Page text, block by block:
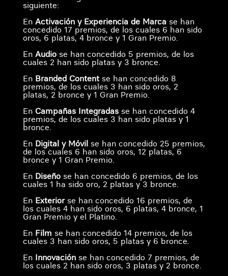
siguiente:
En Activación y Experiencia de Marcase han
concedido 17 premios, de los cuales 6 han sido
oros, 6 platas, 4 bronce y 1 Gran Premio.
En Audiose han concedido 5 premios, de los
cuales 2 han sido platas y 3 bronce.
En Branded Contentse han concedido 8
premios, de los cuales 3 han sido oros, 2
platas, 2 bronce y 1 Gran Premio.
En Campañas Integradasse han concedido 4
premios, de los cuales 3 han sido platas y 1
bronce.
En Digital y Móvilse han concedido 25 premios,
de los cuales 6 han sido oros, 12 platas, 6
bronce y 1 Gran Premio.
En Diseñose han concedido 6 premios, de los
cuales 1 ha sido oro, 2 platas y 3 bronce.
En Exteriorse han concedido 16 premios, de
los cuales 4 han sido oros, 6 platas, 4 bronce, 1
Gran Premio y el Platino.
En Film se han concedido 14 premios, de los
cuales 3 han sido oros, 5 platas y 6 bronce.
En Innovaciónse han concedido 7 premios, de
los cuales 2 han sido oros, 3 platas y 2 bronce.